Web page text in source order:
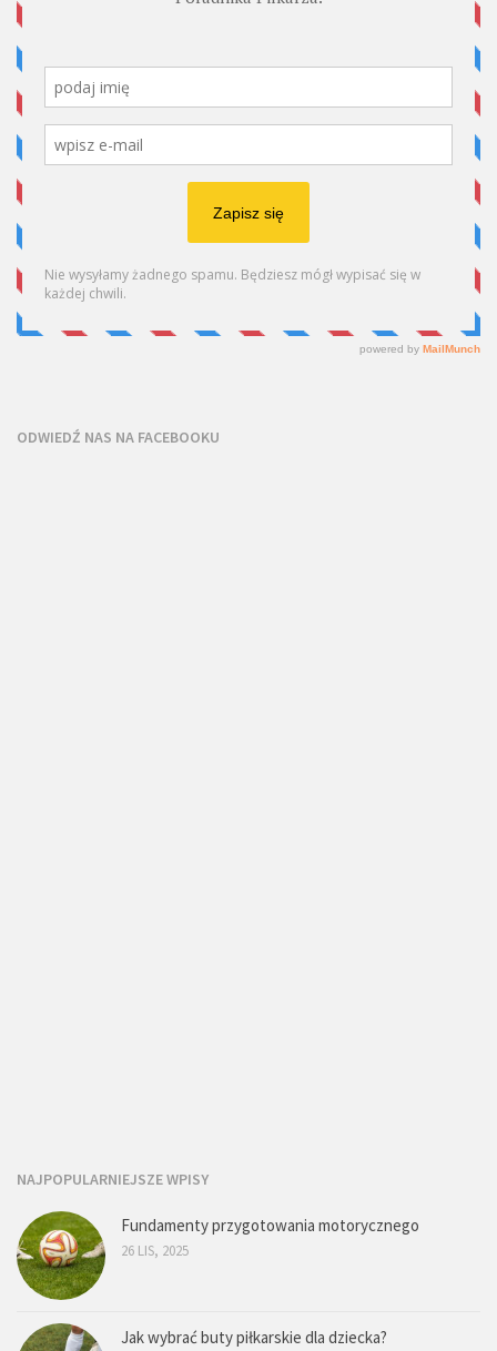
ODWIEDŹ NAS NA FACEBOOKU
NAJPOPULARNIEJSZE WPISY
Fundamenty przygotowania motorycznego
26 LIS, 2025
Jak wybrać buty piłkarskie dla dziecka?